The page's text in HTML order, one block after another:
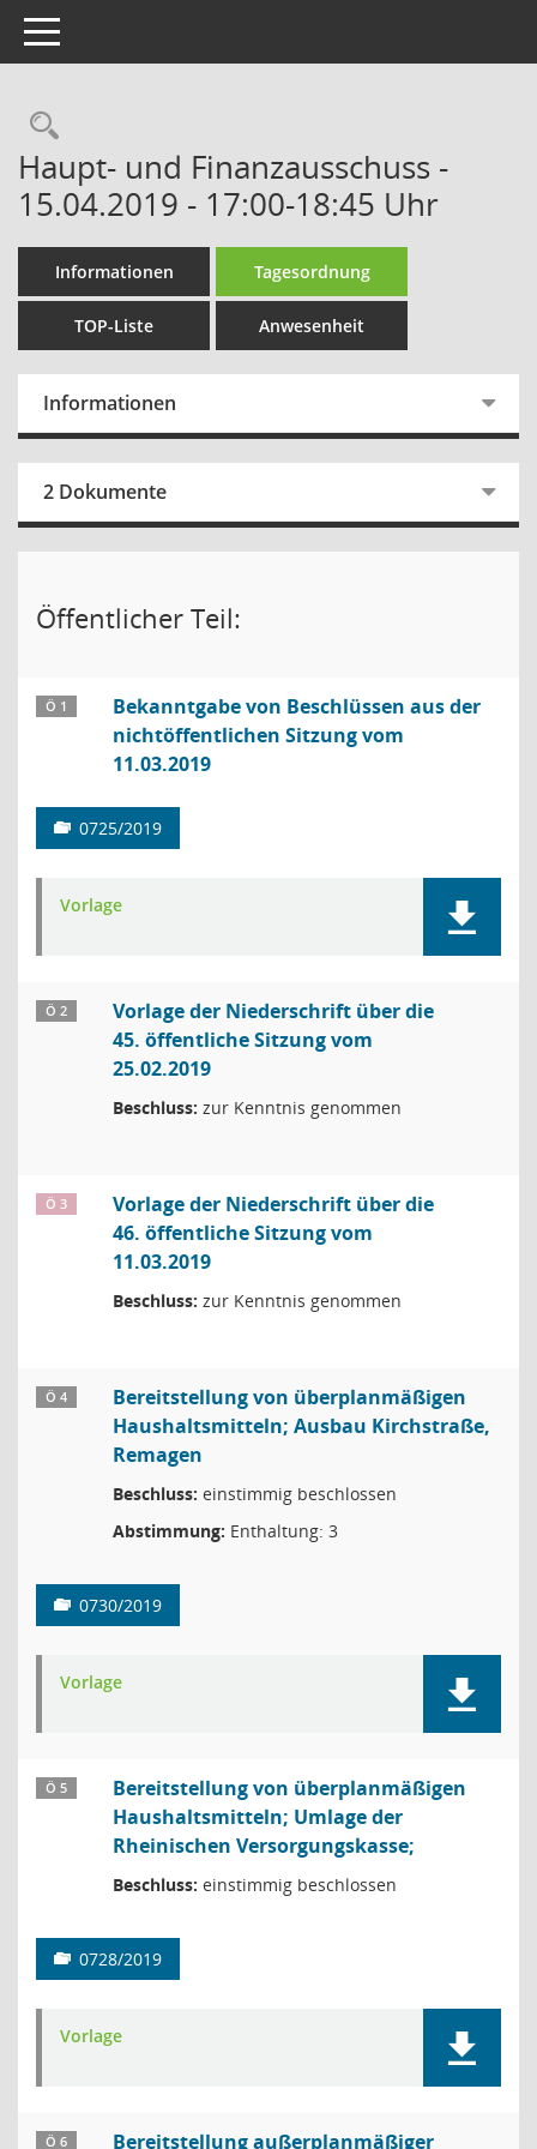
Toggle navigation
Rechercheauswahl
Haupt- und Finanzausschuss -
15.04.2019 - 17:00-18:45 Uhr
Informationen Tagesordnung
TOP-Liste Anwesenheit
Informationen
2 Dokumente
Öffentlicher Teil:
Ö 1
Bekanntgabe von Beschlüssen aus der
nichtöffentlichen Sitzung vom
11.03.2019
0725/2019
Vorlage
Ö 2
Vorlage der Niederschrift über die
45. öffentliche Sitzung vom
25.02.2019
Beschluss: zur Kenntnis genommen
Ö 3
Vorlage der Niederschrift über die
46. öffentliche Sitzung vom
11.03.2019
Beschluss: zur Kenntnis genommen
Ö 4
Bereitstellung von überplanmäßigen
Haushaltsmitteln; Ausbau Kirchstraße,
Remagen
Beschluss: einstimmig beschlossen
Abstimmung: Enthaltung: 3
0730/2019
Vorlage
Ö 5
Bereitstellung von überplanmäßigen
Haushaltsmitteln; Umlage der
Rheinischen Versorgungskasse;
Beschluss: einstimmig beschlossen
0728/2019
Vorlage
Ö 6 Bereitstellung außerplanmäßiger